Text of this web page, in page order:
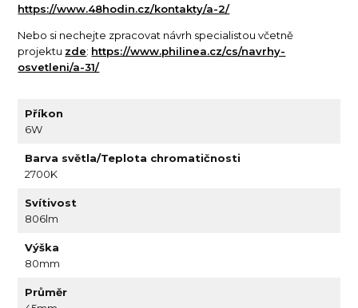
https://www.48hodin.cz/kontakty/a-2/
Nebo si nechejte zpracovat návrh specialistou včetně
projektu zde: https://www.philinea.cz/cs/navrhy-
osvetleni/a-31/
Příkon
6W
Barva světla/Teplota chromatičnosti
2700K
Svítivost
806lm
Výška
80mm
Průměr